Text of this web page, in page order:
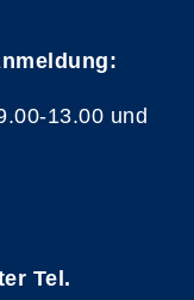
13.00 und
Tel.